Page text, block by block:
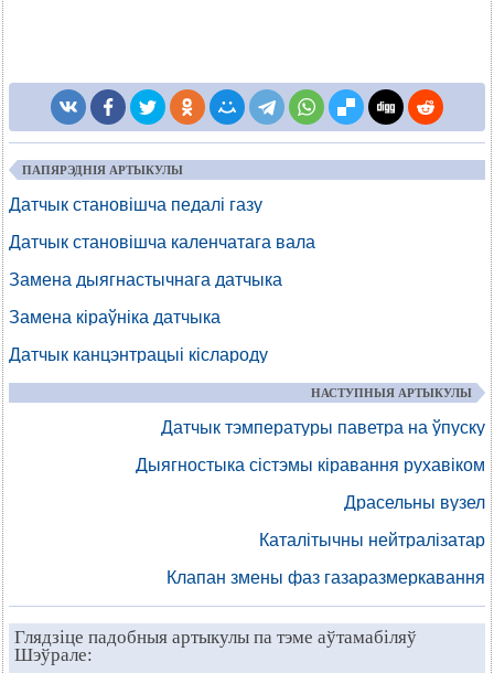
ПАПЯРЭДНІЯ АРТЫКУЛЫ
Датчык становішча педалі газу
Датчык становішча каленчатага вала
Замена дыягнастычнага датчыка
Замена кіраўніка датчыка
Датчык канцэнтрацыі кіслароду
НАСТУПНЫЯ АРТЫКУЛЫ
Датчык тэмпературы паветра на ўпуску
Дыягностыка сістэмы кіравання рухавіком
Драсельны вузел
Каталітычны нейтралізатар
Клапан змены фаз газаразмеркавання
Глядзіце падобныя артыкулы па тэме аўтамабіляў
Шэўрале: